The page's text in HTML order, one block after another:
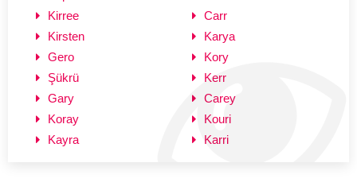
Kirree
Kirsten
Gero
Şükrü
Gary
Koray
Kayra
Carr
Karya
Kory
Kerr
Carey
Kouri
Karri